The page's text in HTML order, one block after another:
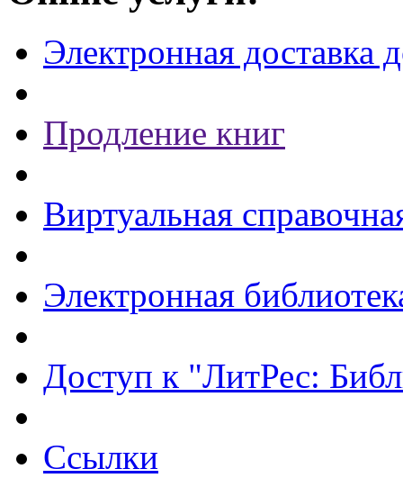
Электронная доставка
Продление книг
Виртуальная
Электронная
Доступ к "ЛитРес:
Ссылки